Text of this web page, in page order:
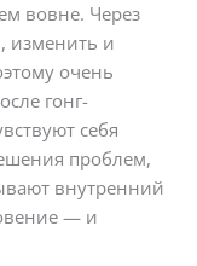
вовне. Через
изменить и
очень
гонг-
себя
проблем,
внутренний
— и